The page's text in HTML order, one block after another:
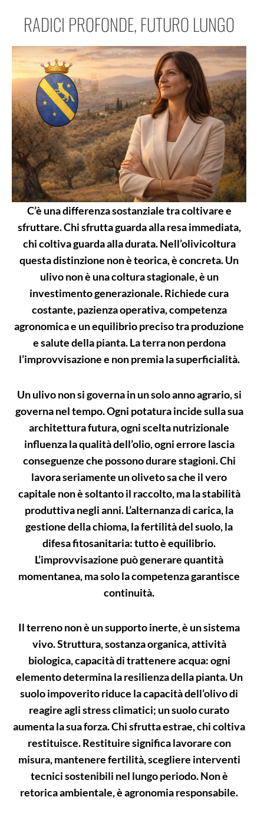
RADICI PROFONDE, FUTURO LUNGO
C’è una differenza sostanziale tra coltivare e
sfruttare. Chi sfrutta guarda alla resa immediata,
chi coltiva guarda alla durata. Nell’olivicoltura
questa distinzione non è teorica, è concreta. Un
ulivo non è una coltura stagionale, è un
investimento generazionale. Richiede cura
costante, pazienza operativa, competenza
agronomica e un equilibrio preciso tra produzione
e salute della pianta. La terra non perdona
l’improvvisazione e non premia la superficialità.
Un ulivo non si governa in un solo anno agrario, si
governa nel tempo. Ogni potatura incide sulla sua
architettura futura, ogni scelta nutrizionale
influenza la qualità dell’olio, ogni errore lascia
conseguenze che possono durare stagioni. Chi
lavora seriamente un oliveto sa che il vero
capitale non è soltanto il raccolto, ma la stabilità
produttiva negli anni. L’alternanza di carica, la
gestione della chioma, la fertilità del suolo, la
difesa fitosanitaria: tutto è equilibrio.
L’improvvisazione può generare quantità
momentanea, ma solo la competenza garantisce
continuità.
Il terreno non è un supporto inerte, è un sistema
vivo. Struttura, sostanza organica, attività
biologica, capacità di trattenere acqua: ogni
elemento determina la resilienza della pianta. Un
suolo impoverito riduce la capacità dell’olivo di
reagire agli stress climatici; un suolo curato
aumenta la sua forza. Chi sfrutta estrae, chi coltiva
restituisce. Restituire significa lavorare con
misura, mantenere fertilità, scegliere interventi
tecnici sostenibili nel lungo periodo. Non è
retorica ambientale, è agronomia responsabile.